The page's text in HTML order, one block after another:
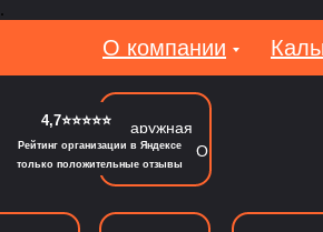
.
О компании
Наружная
реклама в МО
4,7⭐⭐⭐⭐⭐
Рейтинг организации в Яндексе
только положительные отзывы